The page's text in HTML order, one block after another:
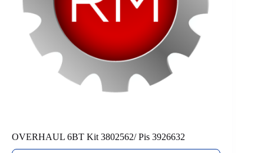
OVERHAUL 6BT Kit 3802562/ Pis 3926632